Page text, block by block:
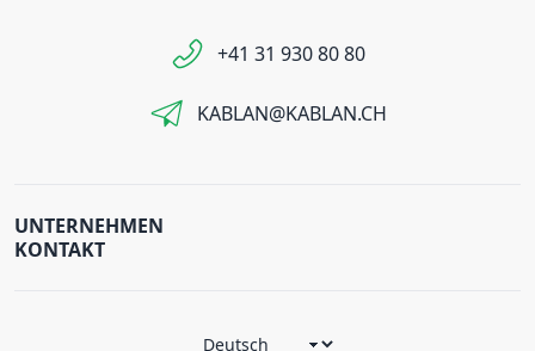
+41 31 930 80 80
KABLAN@KABLAN.CH
UNTERNEHMEN
KONTAKT